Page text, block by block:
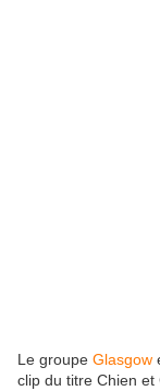
Le groupe Glasgow
clip du titre Chien